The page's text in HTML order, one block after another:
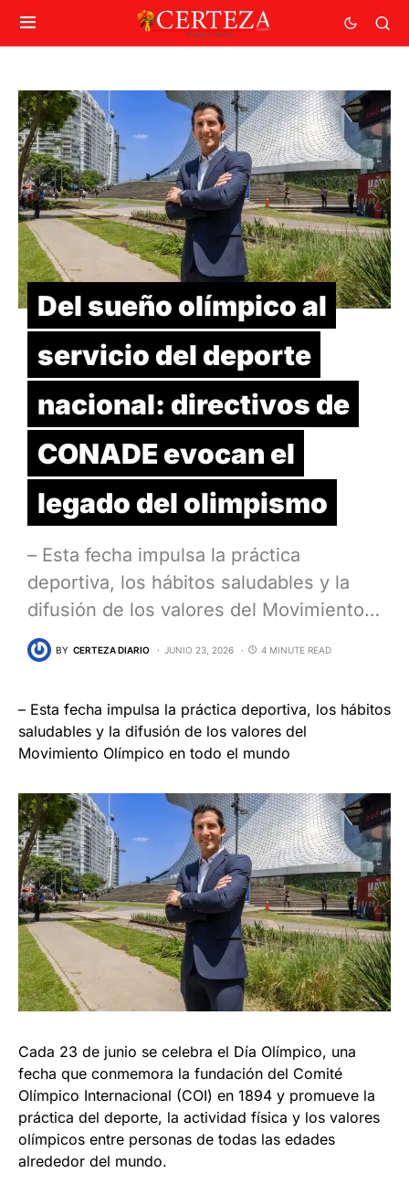
Del sueño olímpico al
servicio del deporte
nacional: directivos de
CONADE evocan el
legado del olimpismo
– Esta fecha impulsa la práctica
deportiva, los hábitos saludables y la
difusión de los valores del Movimiento…
BY CERTEZA DIARIO JUNIO 23, 2026 4 MINUTE READ
– Esta fecha impulsa la práctica deportiva, los hábitos
saludables y la difusión de los valores del
Movimiento Olímpico en todo el mundo
Cada 23 de junio se celebra el Día Olímpico, una
fecha que conmemora la fundación del Comité
Olímpico Internacional (COI) en 1894 y promueve la
práctica del deporte, la actividad física y los valores
olímpicos entre personas de todas las edades
alrededor del mundo.